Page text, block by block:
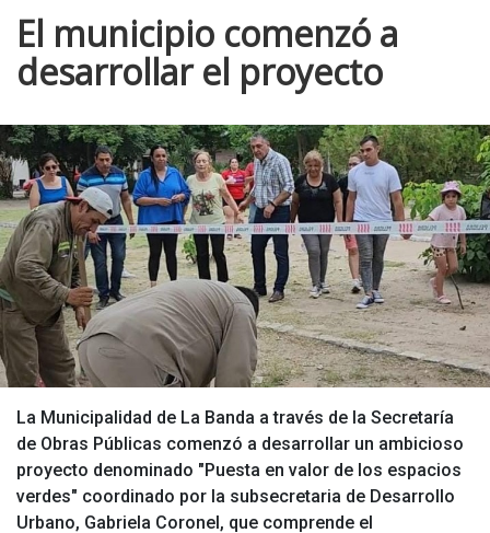
El municipio comenzó a
desarrollar el proyecto
La Municipalidad de La Banda a través de la Secretaría
de Obras Públicas comenzó a desarrollar un ambicioso
proyecto denominado "Puesta en valor de los espacios
verdes" coordinado por la subsecretaria de Desarrollo
Urbano, Gabriela Coronel, que comprende el